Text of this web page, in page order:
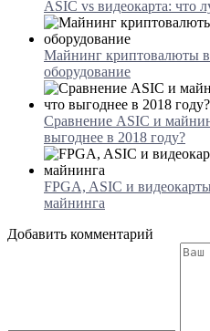
ASIC vs видеокарта: что
Майнинг криптовалюты в
оборудование
Сравнение ASIC и
выгоднее в 2018 году?
FPGA, ASIC и
майнинга
Добавить комментарий